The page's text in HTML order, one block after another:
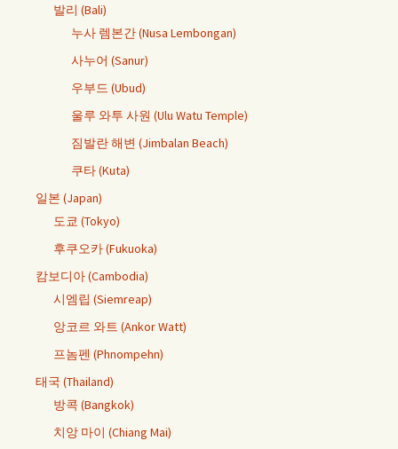
발리 (Bali)
누사 렘본간 (Nusa Lembongan)
사누어 (Sanur)
우부드 (Ubud)
울루 와투 사원 (Ulu Watu Temple)
짐발란 해변 (Jimbalan Beach)
쿠타 (Kuta)
일본 (Japan)
도쿄 (Tokyo)
후쿠오카 (Fukuoka)
캄보디아 (Cambodia)
시엠립 (Siemreap)
앙코르 와트 (Ankor Watt)
프놈펜 (Phnompehn)
태국 (Thailand)
방콕 (Bangkok)
치앙 마이 (Chiang Mai)